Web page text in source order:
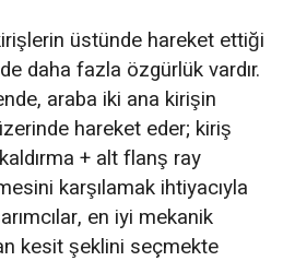
üstünde hareket ettiği
daha fazla özgürlük vardır.
araba iki ana kirişin
hareket eder; kiriş
+ alt flanş ray
karşılamak ihtiyacıyla
en iyi mekanik
kesit şeklini seçmekte